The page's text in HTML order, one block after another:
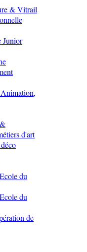
& Vitrail
Junior
d'art
du
du
de